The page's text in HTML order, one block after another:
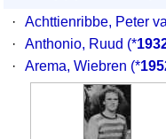
·
Achttienribbe, Peter
·
Anthonio, Ruud (*
·
Arema, Wiebren (*